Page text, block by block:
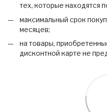
тех, которые находятся
максимальный срок
месяцев;
на товары,
дисконтной карте не